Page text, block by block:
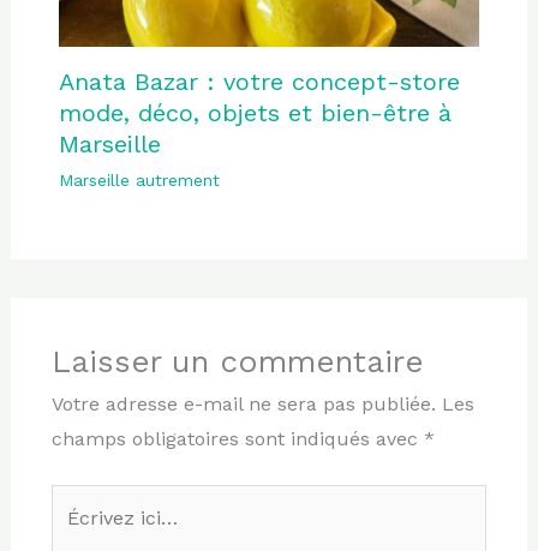
Anata Bazar : votre concept-store
mode, déco, objets et bien-être à
Marseille
Marseille autrement
Laisser un commentaire
Votre adresse e-mail ne sera pas publiée. Les
champs obligatoires sont indiqués avec *